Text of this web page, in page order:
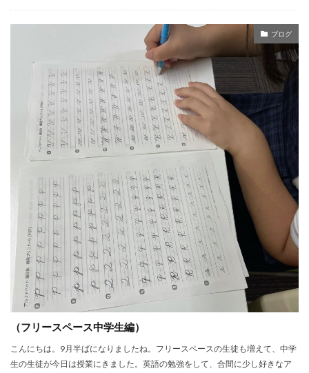
ブログ
（フリースペース中学生編）
こんにちは。9月半ばになりましたね。フリースペースの生徒も増えて、中学
生の生徒が今日は授業にきました。英語の勉強をして、合間に少し好きなア